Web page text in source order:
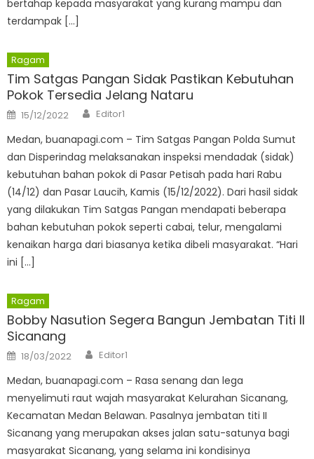
bertahap kepada masyarakat yang kurang mampu dan
terdampak […]
Ragam
Tim Satgas Pangan Sidak Pastikan Kebutuhan
Pokok Tersedia Jelang Nataru
Posted
on
15/12/2022 Author
Editor1
Medan, buanapagi.com – Tim Satgas Pangan Polda Sumut
dan Disperindag melaksanakan inspeksi mendadak (sidak)
kebutuhan bahan pokok di Pasar Petisah pada hari Rabu
(14/12) dan Pasar Laucih, Kamis (15/12/2022). Dari hasil sidak
yang dilakukan Tim Satgas Pangan mendapati beberapa
bahan kebutuhan pokok seperti cabai, telur, mengalami
kenaikan harga dari biasanya ketika dibeli masyarakat. “Hari
ini […]
Ragam
Bobby Nasution Segera Bangun Jembatan Titi II
Sicanang
Posted
on
18/03/2022 Author
Editor1
Medan, buanapagi.com – Rasa senang dan lega
menyelimuti raut wajah masyarakat Kelurahan Sicanang,
Kecamatan Medan Belawan. Pasalnya jembatan titi II
Sicanang yang merupakan akses jalan satu-satunya bagi
masyarakat Sicanang, yang selama ini kondisinya